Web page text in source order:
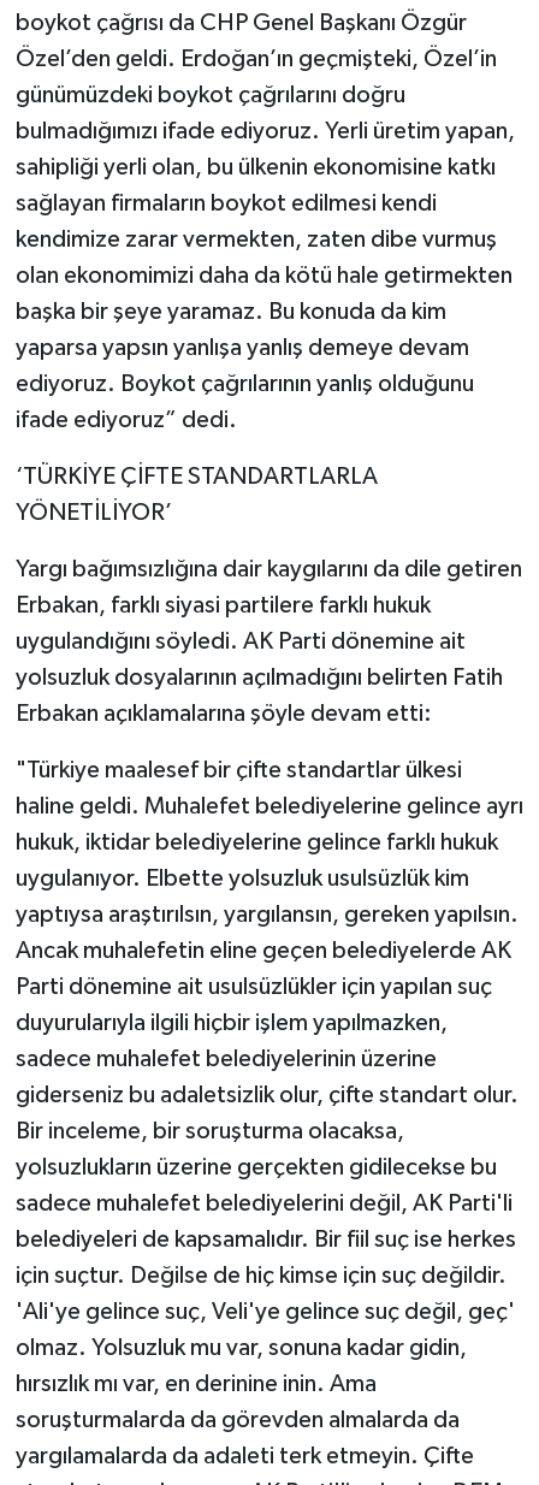
boykot çağrısı da CHP Genel Başkanı Özgür
Özel’den geldi. Erdoğan’ın geçmişteki, Özel’in
günümüzdeki boykot çağrılarını doğru
bulmadığımızı ifade ediyoruz. Yerli üretim yapan,
sahipliği yerli olan, bu ülkenin ekonomisine katkı
sağlayan firmaların boykot edilmesi kendi
kendimize zarar vermekten, zaten dibe vurmuş
olan ekonomimizi daha da kötü hale getirmekten
başka bir şeye yaramaz. Bu konuda da kim
yaparsa yapsın yanlışa yanlış demeye devam
ediyoruz. Boykot çağrılarının yanlış olduğunu
ifade ediyoruz” dedi.
‘TÜRKİYE ÇİFTE STANDARTLARLA
YÖNETİLİYOR’
Yargı bağımsızlığına dair kaygılarını da dile getiren
Erbakan, farklı siyasi partilere farklı hukuk
uygulandığını söyledi. AK Parti dönemine ait
yolsuzluk dosyalarının açılmadığını belirten Fatih
Erbakan açıklamalarına şöyle devam etti:
"Türkiye maalesef bir çifte standartlar ülkesi
haline geldi. Muhalefet belediyelerine gelince ayrı
hukuk, iktidar belediyelerine gelince farklı hukuk
uygulanıyor. Elbette yolsuzluk usulsüzlük kim
yaptıysa araştırılsın, yargılansın, gereken yapılsın.
Ancak muhalefetin eline geçen belediyelerde AK
Parti dönemine ait usulsüzlükler için yapılan suç
duyurularıyla ilgili hiçbir işlem yapılmazken,
sadece muhalefet belediyelerinin üzerine
giderseniz bu adaletsizlik olur, çifte standart olur.
Bir inceleme, bir soruşturma olacaksa,
yolsuzlukların üzerine gerçekten gidilecekse bu
sadece muhalefet belediyelerini değil, AK Parti'li
belediyeleri de kapsamalıdır. Bir fiil suç ise herkes
için suçtur. Değilse de hiç kimse için suç değildir.
'Ali'ye gelince suç, Veli'ye gelince suç değil, geç'
olmaz. Yolsuzluk mu var, sonuna kadar gidin,
hırsızlık mı var, en derinine inin. Ama
soruşturmalarda da görevden almalarda da
yargılamalarda da adaleti terk etmeyin. Çifte